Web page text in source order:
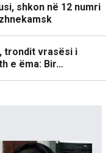
shkon në 12 numri
trondit vrasësi i
e ëma: Bir…